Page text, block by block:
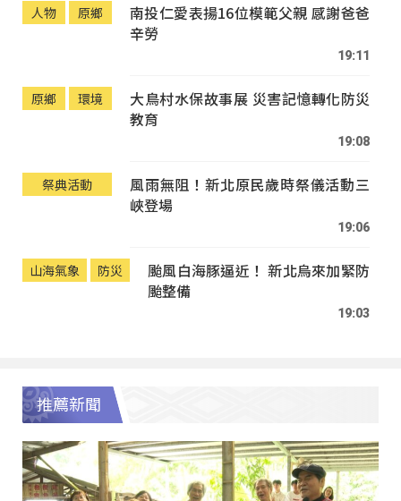
人物 原鄉
南投仁愛表揚16位模範父親 感謝爸爸
辛勞
19:11
原鄉 環境
大鳥村水保故事展 災害記憶轉化防災
教育
19:08
祭典活動
風雨無阻！新北原民歲時祭儀活動三
峽登場
19:06
山海氣象 防災
颱風白海豚逼近！ 新北烏來加緊防
颱整備
19:03
推薦新聞